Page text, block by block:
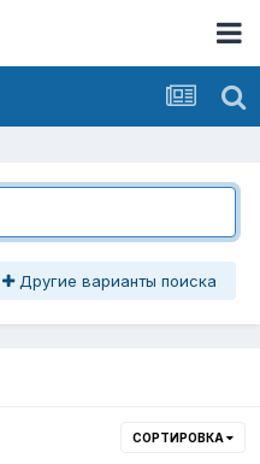
Другие варианты поиска
СОРТИРОВКА